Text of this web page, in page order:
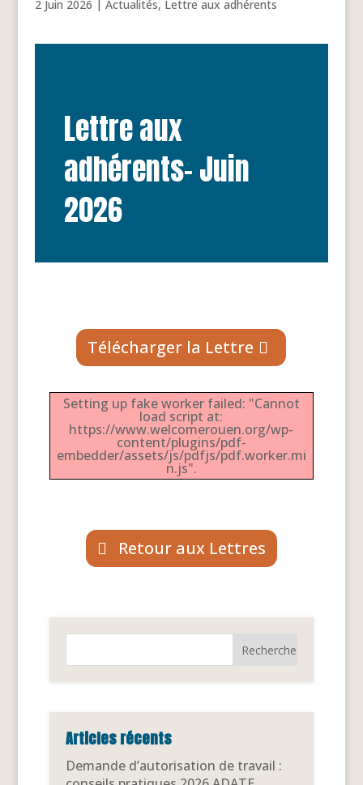
2 Juin 2026 | Actualités, Lettre aux adhérents
Lettre aux
adhérents- Juin
2026
Télécharger la Lettre
Setting up fake worker failed: "Cannot
load script at:
https://www.welcomerouen.org/wp-
content/plugins/pdf-
embedder/assets/js/pdfjs/pdf.worker.mi
n.js".
Retour aux Lettres
Articles récents
Demande d’autorisation de travail :